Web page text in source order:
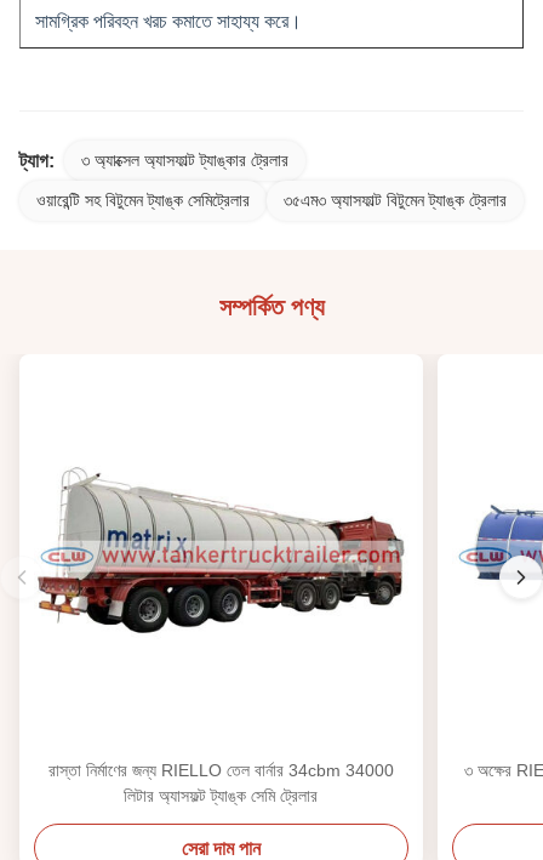
সামগ্রিক পরিবহন খরচ কমাতে সাহায্য করে।
ট্যাগ: ৩ অ্যাক্সেল অ্যাসফাল্ট ট্যাঙ্কার ট্রেলার
ওয়ারেন্টি সহ বিটুমেন ট্যাঙ্ক সেমিট্রেলার ৩৫এম৩ অ্যাসফাল্ট বিটুমেন ট্যাঙ্ক ট্রেলার
সম্পর্কিত পণ্য
রাস্তা নির্মাণের জন্য RIELLO তেল বার্নার 34cbm 34000
লিটার অ্যাসফল্ট ট্যাঙ্ক সেমি ট্রেলার
সেরা দাম পান
৩ অক্ষের